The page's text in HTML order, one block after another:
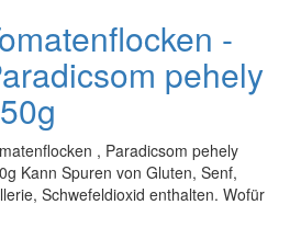
-
pehely
, Paradicsom pehely
Kann Spuren von Gluten, Senf,
Schwefeldioxid enthalten. Wofür